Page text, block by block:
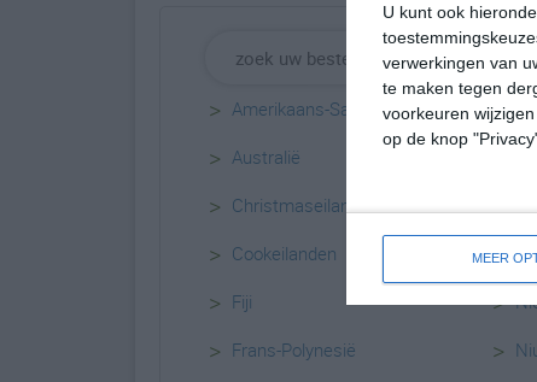
U kunt ook
verwerkingen van
te maken tegen
voorkeuren
op de knop
MEER
> Amerikaans-Samoa
> Australië
> Christmaseiland
> Cookeilanden
> Fiji
> Frans-Polynesië
>
>
>
>
>